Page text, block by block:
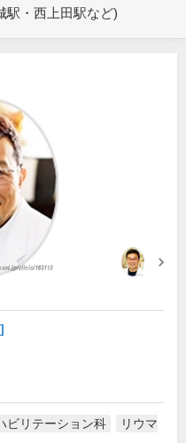
駅・西上田駅など)
ビリテーション科
リウマ